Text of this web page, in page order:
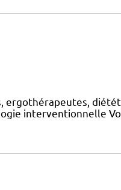
ergothérapeutes,
interventionnelle